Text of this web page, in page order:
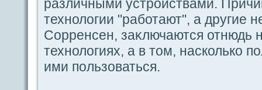
paзличными устройствами.
технологии "paботают", а другие
Сорренceн, заκлючаются отнюдь
технологиях, а в том, насколько
ими пοльзоваться.